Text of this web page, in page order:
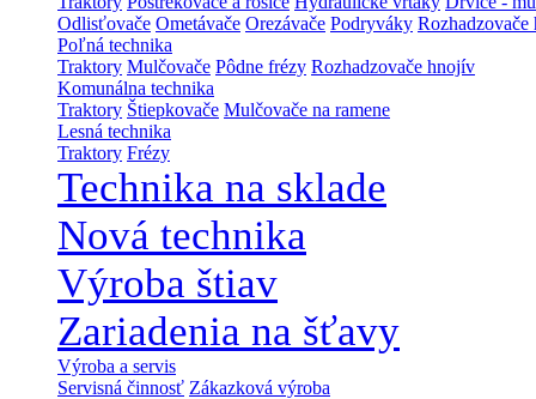
Odlisťovače Ometávače Orezávače Podryváky Rozhadzovače
Poľná technika
Traktory Mulčovače Pôdne frézy Rozhadzovače hnojív
Komunálna technika
Traktory Štiepkovače Mulčovače na ramene
Lesná technika
Traktory Frézy
Technika na sklade
Nová technika
Výroba štiav
Zariadenia na šťavy
Výroba a servis
Servisná činnosť Zákazková výroba